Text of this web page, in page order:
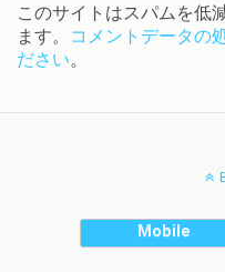
このサイトはスパムを低
ます。
コメントデータの
ださい。
Mobile